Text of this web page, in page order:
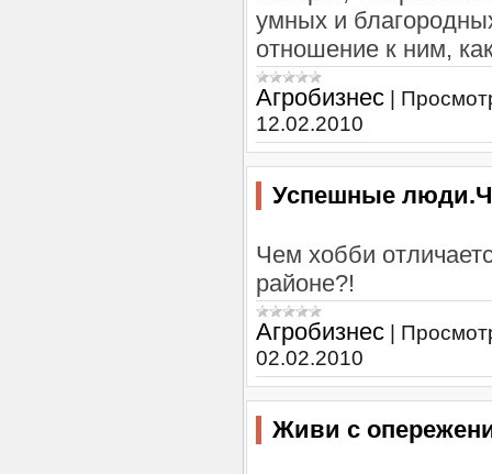
умных и
отношение к ним,
Агробизнес
12.02.2010
Успешные
Чем хобби
районе?!
Агробизнес
02.02.2010
Живи с